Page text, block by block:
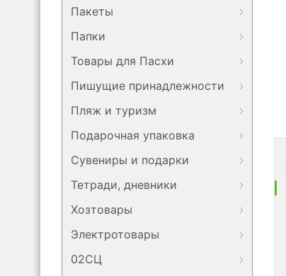
Пакеты
Папки
Товары для Пасхи
Пишущие принадлежности
Пляж и туризм
Подарочная упаковка
Сувениры и подарки
Тетради, дневники
Хозтовары
Электротовары
02СЦ